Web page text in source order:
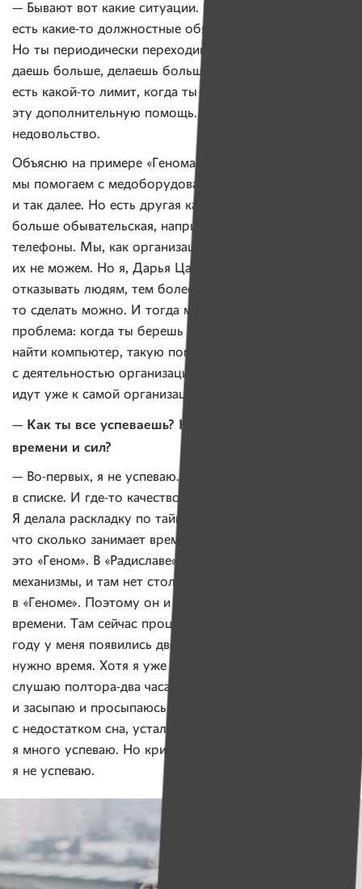
— Бывают вот какие ситуации. Есть у тебя работа,
есть какие-то должностные обязанности.
Но ты периодически переходишь порог и от себя
даешь больше, делаешь больше. Но при этом у тебя
есть какой-то лимит, когда ты уже не можешь дать
эту дополнительную помощь. Тогда появляется некое
недовольство.
Объясню на примере «Генома». Как организация,
мы помогаем с медоборудованием, гастростомами
и так далее. Но есть другая категория запросов, она
больше обывательская, например, компьютеры или
телефоны. Мы, как организация, закупить
их не можем. Но я, Дарья Царик, могу. Я не люблю
отказывать людям, тем более когда знаешь, что что-
то сделать можно. И тогда может возникнуть
проблема: когда ты берешь это на себя и помогаешь
найти компьютер, такую помощь путают
с деятельностью организации. И потом такие запросы
идут уже к самой организации.
— Как ты все успеваешь? Как на все хватает
времени и сил?
— Во-первых, я не успеваю. У меня много задач
в списке. И где-то качеством приходится жертвовать.
Я делала раскладку по тайм-менеджменту и смотрела,
что сколько занимает времени. Получилось 80% —
это «Геном». В «Радиславе» уже такие отлаженные
механизмы, и там нет столько ручного труда, как
в «Геноме». Поэтому он и занимает такое количество
времени. Там сейчас процесс отстройки. Плюс в этом
году у меня появились две учебы, на которые тоже
нужно время. Хотя я уже давно не ложилась позже 10,
слушаю полтора-два часа подкасты, под них
и засыпаю и просыпаюсь в 8-9. Проблем
с недостатком сна, усталости такой нет. При этом да,
я много успеваю. Но критикуют-то меня за то, что
я не успеваю.